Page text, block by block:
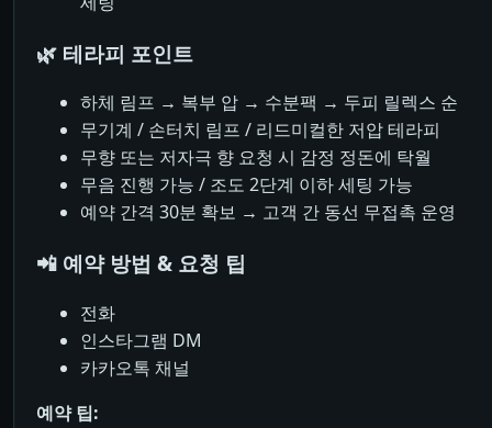
🌿 테라피 포인트
하체 림프 → 복부 압 → 수분팩 → 두피 릴렉스 순
무기계 / 손터치 림프 / 리드미컬한 저압 테라피
무향 또는 저자극 향 요청 시 감정 정돈에 탁월
무음 진행 가능 / 조도 2단계 이하 세팅 가능
예약 간격 30분 확보 → 고객 간 동선 무접촉 운영
📲 예약 방법 & 요청 팁
전화
인스타그램 DM
카카오톡 채널
예약 팁: